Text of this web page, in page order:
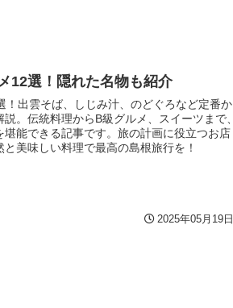
12選！隠れた名物も紹介
！出雲そば、しじみ汁、のどぐろなど定番か
。伝統料理からB級グルメ、スイーツまで、
堪能できる記事です。旅の計画に役立つお店
美味しい料理で最高の島根旅行を！
2025年05月19日